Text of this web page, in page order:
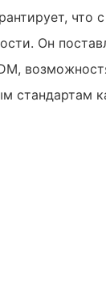
что
Он
стандартам